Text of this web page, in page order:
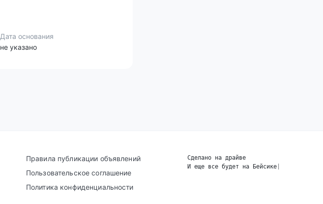
Дата основания
не указано
Правила публикации объявлений
Пользовательское соглашение
Политика конфиденциальности
Сделано на драйве
И еще все будет на Бейсике